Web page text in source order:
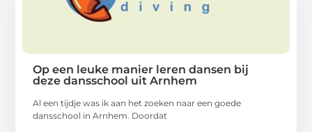
Op een leuke manier leren dansen bij
deze dansschool uit Arnhem
Al een tijdje was ik aan het zoeken naar een goede
dansschool in Arnhem. Doordat